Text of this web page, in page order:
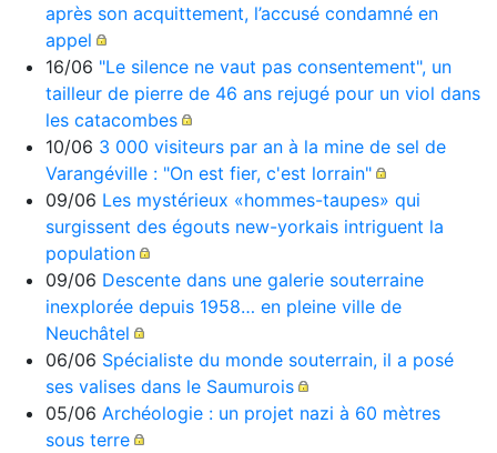
après son acquittement, l’accusé condamné en
appel
16/06 "Le silence ne vaut pas consentement", un
tailleur de pierre de 46 ans rejugé pour un viol dans
les catacombes
10/06 3 000 visiteurs par an à la mine de sel de
Varangéville : "On est fier, c'est lorrain"
09/06 Les mystérieux «hommes-taupes» qui
surgissent des égouts new-yorkais intriguent la
population
09/06 Descente dans une galerie souterraine
inexplorée depuis 1958… en pleine ville de
Neuchâtel
06/06 Spécialiste du monde souterrain, il a posé
ses valises dans le Saumurois
05/06 Archéologie : un projet nazi à 60 mètres
sous terre